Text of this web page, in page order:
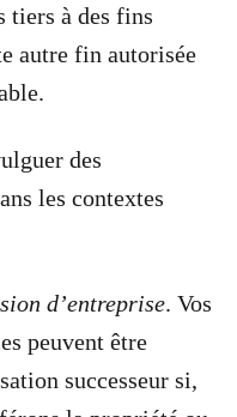
tiers à des fins
autre fin autorisée
des
les contextes
d’entreprise. Vos
peuvent être
successeur si,